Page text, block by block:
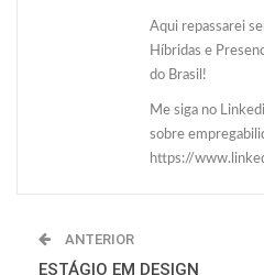
Aqui repassarei
Híbridas e
do Brasil!
Me siga no
sobre
https://
ANTERIOR
ESTÁGIO EM DESIGN